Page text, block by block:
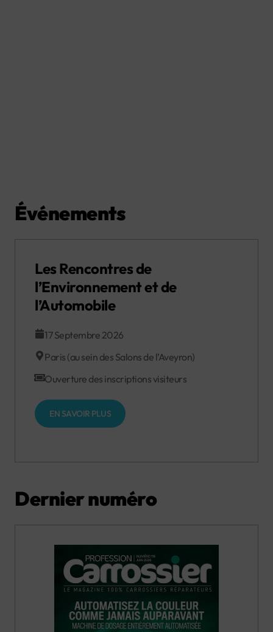
Événements
Les Rencontres de
l’Environnement et de
l’Automobile
17 Septembre 2026
Paris (au sein des Salons de l’Aveyron)
Ouverture des inscriptions visiteurs
EN SAVOIR PLUS
Dernier numéro